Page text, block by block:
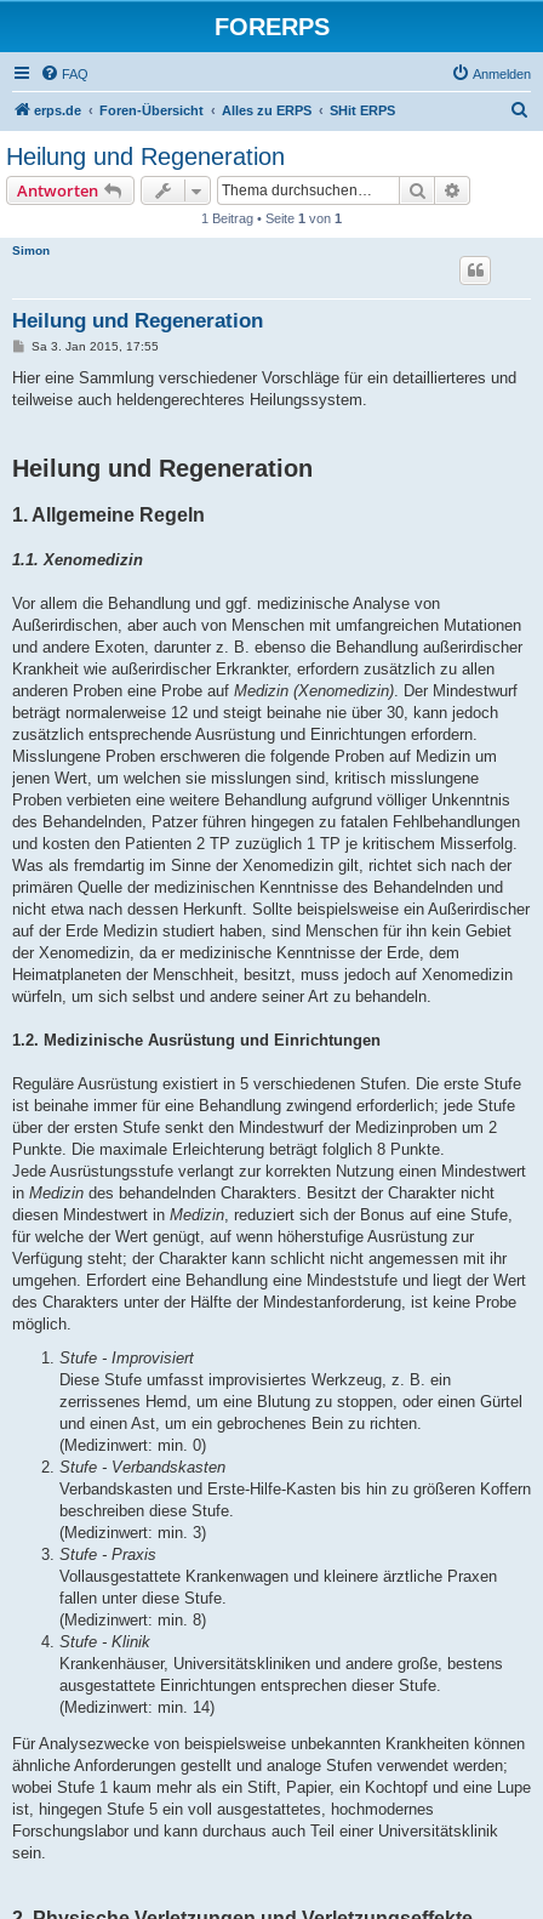
FORERPS
FAQ Anmelden
erps.de Foren-Übersicht Alles zu ERPS SHit ERPS
Heilung und Regeneration
Antworten Suche
1 Beitrag • Seite 1 von 1
Simon
Heilung und Regeneration
B
i
r
Sa 3. Jan 2015, 17:55
Hier eine Sammlung verschiedener Vorschläge für ein detaillierteres und
teilweise auch heldengerechteres Heilungssystem.
Heilung und Regeneration
1. Allgemeine Regeln
1.1. Xenomedizin
Vor allem die Behandlung und ggf. medizinische Analyse von
Außerirdischen, aber auch von Menschen mit umfangreichen Mutationen
und andere Exoten, darunter z. B. ebenso die Behandlung außerirdischer
Krankheit wie außerirdischer Erkrankter, erfordern zusätzlich zu allen
anderen Proben eine Probe auf Medizin (Xenomedizin). Der Mindestwurf
beträgt normalerweise 12 und steigt beinahe nie über 30, kann jedoch
zusätzlich entsprechende Ausrüstung und Einrichtungen erfordern.
Misslungene Proben erschweren die folgende Proben auf Medizin um
jenen Wert, um welchen sie misslungen sind, kritisch misslungene
Proben verbieten eine weitere Behandlung aufgrund völliger Unkenntnis
des Behandelnden, Patzer führen hingegen zu fatalen Fehlbehandlungen
und kosten den Patienten 2 TP zuzüglich 1 TP je kritischem Misserfolg.
Was als fremdartig im Sinne der Xenomedizin gilt, richtet sich nach der
primären Quelle der medizinischen Kenntnisse des Behandelnden und
nicht etwa nach dessen Herkunft. Sollte beispielsweise ein Außerirdischer
auf der Erde Medizin studiert haben, sind Menschen für ihn kein Gebiet
der Xenomedizin, da er medizinische Kenntnisse der Erde, dem
Heimatplaneten der Menschheit, besitzt, muss jedoch auf Xenomedizin
würfeln, um sich selbst und andere seiner Art zu behandeln.
1.2. Medizinische Ausrüstung und Einrichtungen
Reguläre Ausrüstung existiert in 5 verschiedenen Stufen. Die erste Stufe
ist beinahe immer für eine Behandlung zwingend erforderlich; jede Stufe
über der ersten Stufe senkt den Mindestwurf der Medizinproben um 2
Punkte. Die maximale Erleichterung beträgt folglich 8 Punkte.
Jede Ausrüstungsstufe verlangt zur korrekten Nutzung einen Mindestwert
in Medizin des behandelnden Charakters. Besitzt der Charakter nicht
diesen Mindestwert in Medizin, reduziert sich der Bonus auf eine Stufe,
für welche der Wert genügt, auf wenn höherstufige Ausrüstung zur
Verfügung steht; der Charakter kann schlicht nicht angemessen mit ihr
umgehen. Erfordert eine Behandlung eine Mindeststufe und liegt der Wert
des Charakters unter der Hälfte der Mindestanforderung, ist keine Probe
möglich.
Stufe - Improvisiert
Diese Stufe umfasst improvisiertes Werkzeug, z. B. ein
zerrissenes Hemd, um eine Blutung zu stoppen, oder einen Gürtel
und einen Ast, um ein gebrochenes Bein zu richten.
(Medizinwert: min. 0)
Stufe - Verbandskasten
Verbandskasten und Erste-Hilfe-Kasten bis hin zu größeren Koffern
beschreiben diese Stufe.
(Medizinwert: min. 3)
Stufe - Praxis
Vollausgestattete Krankenwagen und kleinere ärztliche Praxen
fallen unter diese Stufe.
(Medizinwert: min. 8)
Stufe - Klinik
Krankenhäuser, Universitätskliniken und andere große, bestens
ausgestattete Einrichtungen entsprechen dieser Stufe.
(Medizinwert: min. 14)
Für Analysezwecke von beispielsweise unbekannten Krankheiten können
ähnliche Anforderungen gestellt und analoge Stufen verwendet werden;
wobei Stufe 1 kaum mehr als ein Stift, Papier, ein Kochtopf und eine Lupe
ist, hingegen Stufe 5 ein voll ausgestattetes, hochmodernes
Forschungslabor und kann durchaus auch Teil einer Universitätsklinik
sein.